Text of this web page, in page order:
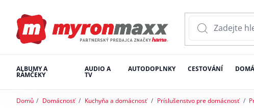
ALBUMY A
RÁMČEKY
AUDIO A
TV
AUTODOPLNKY CESTOVÁNÍ
Domů Domácnosť Kuchyňa a domácnosť Príslušenstvo pre domácnosť